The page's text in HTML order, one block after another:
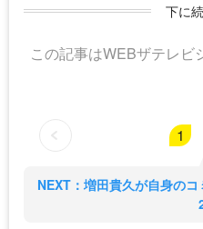
下に
この記事はWEBザテレビ
1
NEXT：増田貴久が自身の